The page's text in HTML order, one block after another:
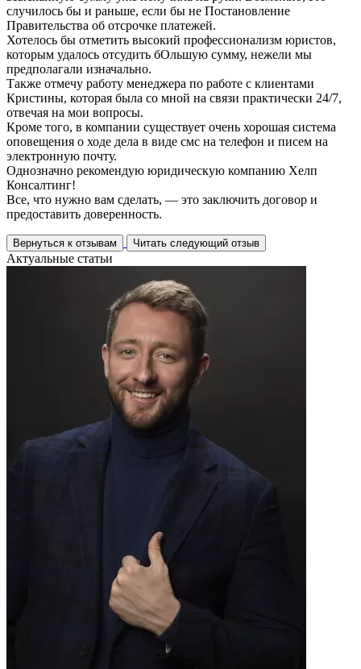
случилось бы и раньше, если бы не Постановление
Правительства об отсрочке платежей.
Хотелось бы отметить высокий профессионализм юристов,
которым удалось отсудить бОльшую сумму, нежели мы
предполагали изначально.
Также отмечу работу менеджера по работе с клиентами
Кристины, которая была со мной на связи практически 24/7,
отвечая на мои вопросы.
Кроме того, в компании существует очень хорошая система
оповещения о ходе дела в виде смс на телефон и писем на
электронную почту.
Однозначно рекомендую юридическую компанию Хелп
Консалтинг!
Все, что нужно вам сделать, — это заключить договор и
предоставить доверенность.
Вернуться к отзывам Читать следующий отзыв
Актуальные статьи